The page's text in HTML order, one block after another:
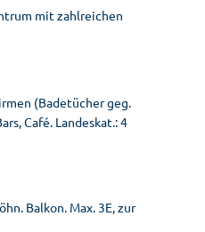
mit zahlreichen
(Badetücher geg.
Café. Landeskat.: 4
Balkon. Max. 3E, zur